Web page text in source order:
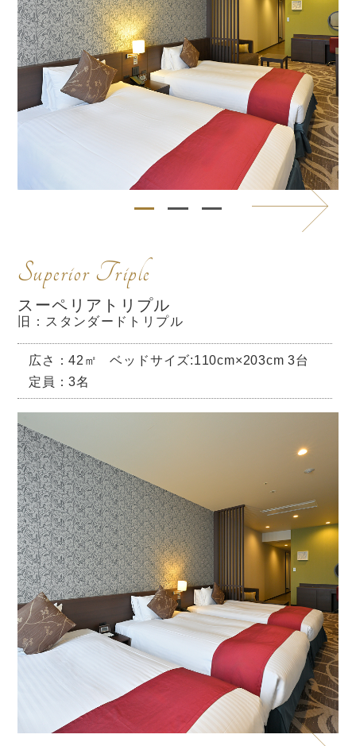
Superior Triple
スーペリアトリプル
旧：スタンダードトリプル
広さ：42㎡
ベッドサイズ:110cm×203cm 3台
定員：3名